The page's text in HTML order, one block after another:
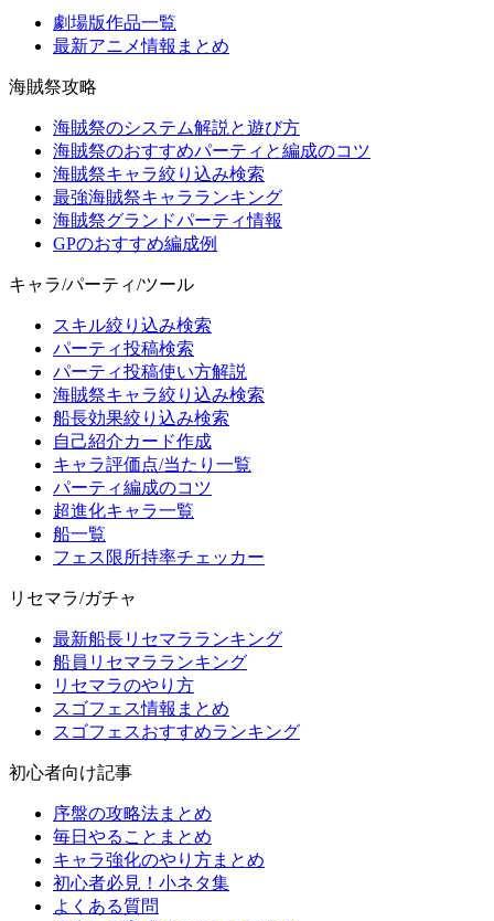
劇場版作品一覧
最新アニメ情報まとめ
海賊祭攻略
海賊祭のシステム解説と遊び方
海賊祭のおすすめパーティと編成のコツ
海賊祭キャラ絞り込み検索
最強海賊祭キャラランキング
海賊祭グランドパーティ情報
GPのおすすめ編成例
キャラ/パーティ/ツール
スキル絞り込み検索
パーティ投稿検索
パーティ投稿使い方解説
海賊祭キャラ絞り込み検索
船長効果絞り込み検索
自己紹介カード作成
キャラ評価点/当たり一覧
パーティ編成のコツ
超進化キャラ一覧
船一覧
フェス限所持率チェッカー
リセマラ/ガチャ
最新船長リセマラランキング
船員リセマラランキング
リセマラのやり方
スゴフェス情報まとめ
スゴフェスおすすめランキング
初心者向け記事
序盤の攻略法まとめ
毎日やることまとめ
キャラ強化のやり方まとめ
初心者必見！小ネタ集
よくある質問